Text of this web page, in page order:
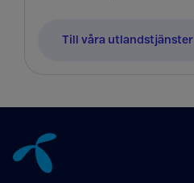
Till våra utlandstjänster